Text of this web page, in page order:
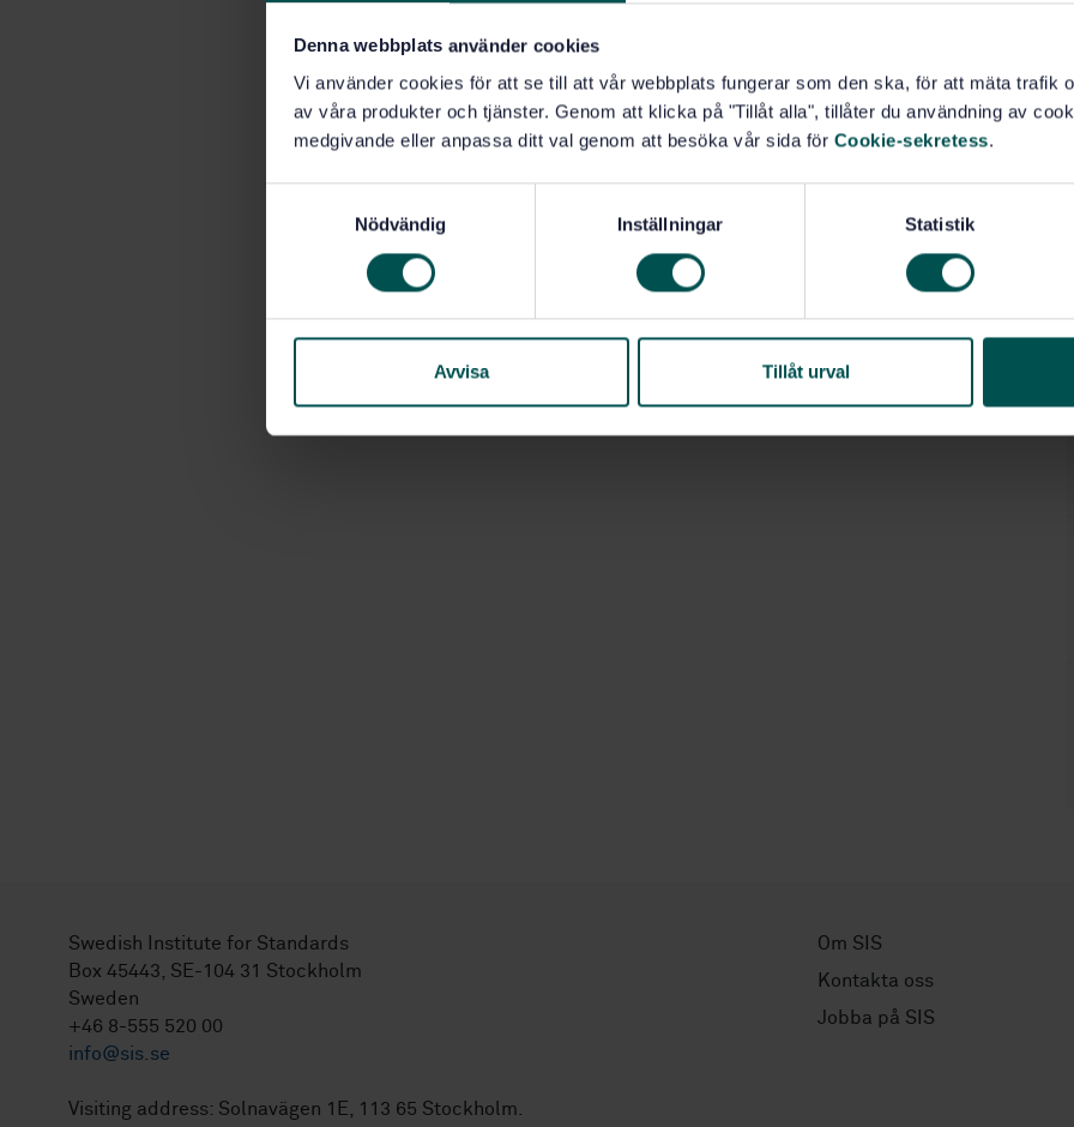
Denna webbplats använder cookies
Vi använder cookies för att se till att vår webbplats fungerar som den ska, för att mäta trafik
av våra produkter och tjänster. Genom att klicka på "Tillåt alla", tillåter du användning av
medgivande eller anpassa ditt val genom att besöka vår sida för Cookie-sekretess.
s
Nödvändig Inställningar Statistik
Avvisa Tillåt urval
Swedish Institute for Standards
Box 45443, SE-104 31 Stockholm
Sweden
+46 8-555 520 00
info@sis.se
Visiting address: Solnavägen 1E, 113 65 Stockholm.
Om SIS
Kontakta oss
Jobba på SIS